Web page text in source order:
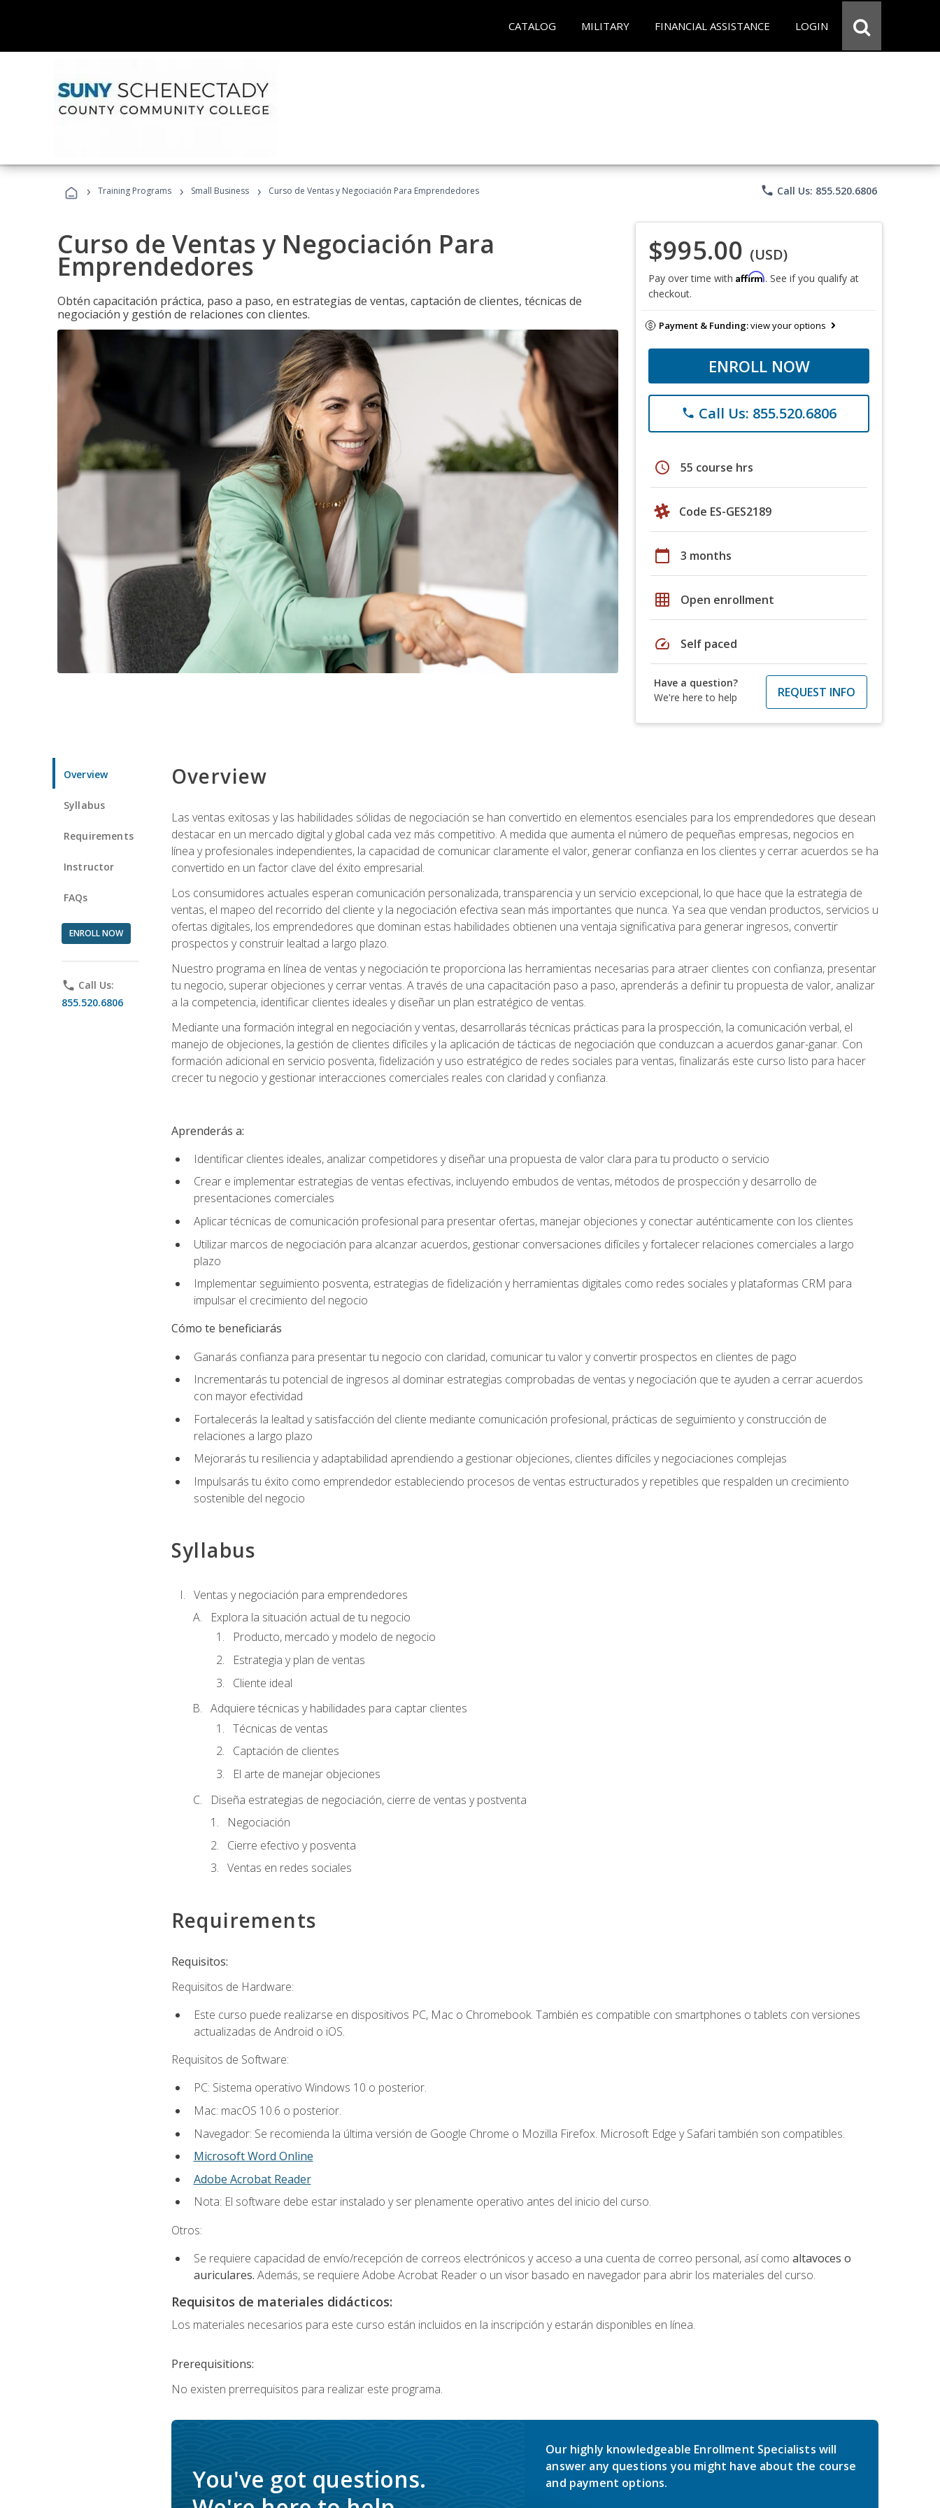
CATALOG MILITARY FINANCIAL ASSISTANCE LOGIN
› Training Programs › Small Business › Curso de Ventas y Negociación Para Emprendedores phone Call Us: 855.520.6806
Curso de Ventas y Negociación Para
Emprendedores
Obtén capacitación práctica, paso a paso, en estrategias de ventas, captación de clientes, técnicas de
negociación y gestión de relaciones con clientes.
$995.00 (USD)
Pay over time with Affirm. See if you qualify at
checkout.
Payment & Funding:view your options
ENROLL NOW
phone Call Us: 855.520.6806
schedule 55 course hrs
Code ES-GES2189
calendar_today 3 months
grid_on Open enrollment
speed Self paced
Have a question?
We're here to help
REQUEST INFO
Overview
Syllabus
Requirements
Instructor
FAQs
ENROLL NOW
phone Call Us:
855.520.6806
Overview
Las ventas exitosas y las habilidades sólidas de negociación se han convertido en elementos esenciales para los emprendedores que desean
destacar en un mercado digital y global cada vez más competitivo. A medida que aumenta el número de pequeñas empresas, negocios en
línea y profesionales independientes, la capacidad de comunicar claramente el valor, generar confianza en los clientes y cerrar acuerdos se ha
convertido en un factor clave del éxito empresarial.
Los consumidores actuales esperan comunicación personalizada, transparencia y un servicio excepcional, lo que hace que la estrategia de
ventas, el mapeo del recorrido del cliente y la negociación efectiva sean más importantes que nunca. Ya sea que vendan productos, servicios u
ofertas digitales, los emprendedores que dominan estas habilidades obtienen una ventaja significativa para generar ingresos, convertir
prospectos y construir lealtad a largo plazo.
Nuestro programa en línea de ventas y negociación te proporciona las herramientas necesarias para atraer clientes con confianza, presentar
tu negocio, superar objeciones y cerrar ventas. A través de una capacitación paso a paso, aprenderás a definir tu propuesta de valor, analizar
a la competencia, identificar clientes ideales y diseñar un plan estratégico de ventas.
Mediante una formación integral en negociación y ventas, desarrollarás técnicas prácticas para la prospección, la comunicación verbal, el
manejo de objeciones, la gestión de clientes difíciles y la aplicación de tácticas de negociación que conduzcan a acuerdos ganar-ganar. Con
formación adicional en servicio posventa, fidelización y uso estratégico de redes sociales para ventas, finalizarás este curso listo para hacer
crecer tu negocio y gestionar interacciones comerciales reales con claridad y confianza.
Aprenderás a:
Identificar clientes ideales, analizar competidores y diseñar una propuesta de valor clara para tu producto o servicio
Crear e implementar estrategias de ventas efectivas, incluyendo embudos de ventas, métodos de prospección y desarrollo de
presentaciones comerciales
Aplicar técnicas de comunicación profesional para presentar ofertas, manejar objeciones y conectar auténticamente con los clientes
Utilizar marcos de negociación para alcanzar acuerdos, gestionar conversaciones difíciles y fortalecer relaciones comerciales a largo
plazo
Implementar seguimiento posventa, estrategias de fidelización y herramientas digitales como redes sociales y plataformas CRM para
impulsar el crecimiento del negocio
Cómo te beneficiarás
Ganarás confianza para presentar tu negocio con claridad, comunicar tu valor y convertir prospectos en clientes de pago
Incrementarás tu potencial de ingresos al dominar estrategias comprobadas de ventas y negociación que te ayuden a cerrar acuerdos
con mayor efectividad
Fortalecerás la lealtad y satisfacción del cliente mediante comunicación profesional, prácticas de seguimiento y construcción de
relaciones a largo plazo
Mejorarás tu resiliencia y adaptabilidad aprendiendo a gestionar objeciones, clientes difíciles y negociaciones complejas
Impulsarás tu éxito como emprendedor estableciendo procesos de ventas estructurados y repetibles que respalden un crecimiento
sostenible del negocio
Syllabus
Ventas y negociación para emprendedores
Explora la situación actual de tu negocio
Producto, mercado y modelo de negocio
Estrategia y plan de ventas
Cliente ideal
Adquiere técnicas y habilidades para captar clientes
Técnicas de ventas
Captación de clientes
El arte de manejar objeciones
Diseña estrategias de negociación, cierre de ventas y postventa
Negociación
Cierre efectivo y posventa
Ventas en redes sociales
Requirements
Requisitos:
Requisitos de Hardware:
Este curso puede realizarse en dispositivos PC, Mac o Chromebook. También es compatible con smartphones o tablets con versiones
actualizadas de Android o iOS.
Requisitos de Software:
PC: Sistema operativo Windows 10 o posterior.
Mac: macOS 10.6 o posterior.
Navegador: Se recomienda la última versión de Google Chrome o Mozilla Firefox. Microsoft Edge y Safari también son compatibles.
Microsoft Word Online
Adobe Acrobat Reader
Nota: El software debe estar instalado y ser plenamente operativo antes del inicio del curso.
Otros:
Se requiere capacidad de envío/recepción de correos electrónicos y acceso a una cuenta de correo personal, así como altavoces o
auriculares. Además, se requiere Adobe Acrobat Reader o un visor basado en navegador para abrir los materiales del curso.
Requisitos de materiales didácticos:
Los materiales necesarios para este curso están incluidos en la inscripción y estarán disponibles en línea.
Prerequisitions:
No existen prerrequisitos para realizar este programa.
You've got questions.
Our highly knowledgeable Enrollment Specialists will
answer any questions you might have about the course
and payment options.